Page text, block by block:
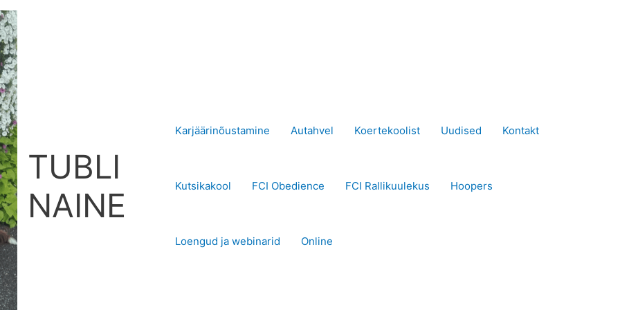
TUBLI
NAINE
Karjäärinõustamine Autahvel Koertekoolist Uudised Kontakt
Kutsikakool FCI Obedience FCI Rallikuulekus Hoopers
Loengud ja webinarid Online